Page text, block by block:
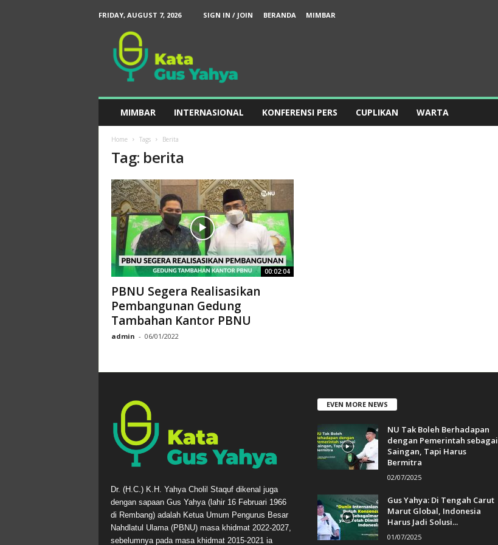
FRIDAY, AUGUST 7, 2026 SIGN IN / JOIN BERANDA
MIMBAR
MIMBAR INTERNASIONAL KONFERENSI PERS CUPLIKAN WARTA
Home Tags Berita
Tag: berita
00:02:04
PBNU Segera Realisasikan
Pembangunan Gedung
Tambahan Kantor PBNU
admin - 06/01/2022
Dr. (H.C.) K.H. Yahya Cholil Staquf dikenal juga
dengan sapaan Gus Yahya (lahir 16 Februari 1966
di Rembang) adalah Ketua Umum Pengurus Besar
Nahdlatul Ulama (PBNU) masa khidmat 2022-2027,
sebelumnya pada masa khidmat 2015-2021 ia
EVEN MORE NEWS
NU Tak Boleh Berhadapan
dengan Pemerintah sebagai
Saingan, Tapi Harus
Bermitra
02/07/2025
Gus Yahya: Di Tengah Carut
Marut Global, Indonesia
Harus Jadi Solusi...
01/07/2025